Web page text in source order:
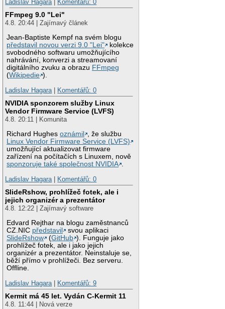
Ladislav Hagara
Komentářů: 0
FFmpeg 9.0 "Lei"
4.8. 20:44 | Zajímavý článek
Jean-Baptiste Kempf na svém blogu
představil novou verzi 9.0 "Lei"
kolekce
svobodného softwaru umožňujícího
nahrávání, konverzi a streamovaní
digitálního zvuku a obrazu FFmpeg
(Wikipedie ).
Ladislav Hagara
Komentářů: 0
NVIDIA sponzorem služby Linux
Vendor Firmware Service (LVFS)
4.8. 20:11 | Komunita
Richard Hughesoznámil
, že službu
Linux Vendor Firmware Service (LVFS)
umožňující aktualizovat firmware
zařízení na počítačích s Linuxem, nově
sponzoruje také společnost NVIDIA .
Ladislav Hagara | Komentářů: 0
SlideRshow, prohlížeč fotek, ale i
jejich organizér a prezentátor
4.8. 12:22 | Zajímavý software
Edvard Rejthar na blogu zaměstnanců
CZ.NIC představil
svou aplikaci
SlideRshow
(GitHub ). Funguje jako
prohlížeč fotek, ale i jako jejich
organizér a prezentátor. Neinstaluje se,
běží přímo v prohlížeči. Bez serveru.
Offline.
Ladislav Hagara | Komentářů: 9
Kermit má 45 let. Vydán C-Kermit 11
4.8. 11:44 | Nová verze